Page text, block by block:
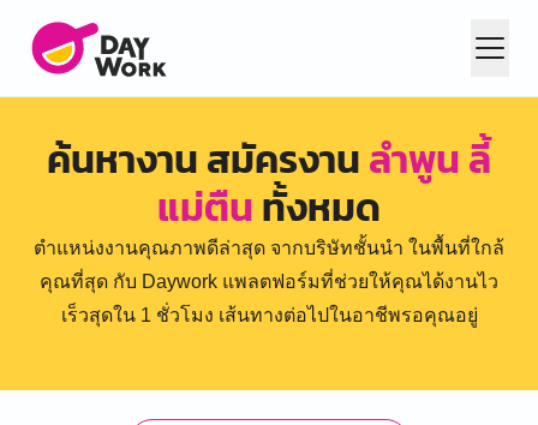
ค้นหางาน สมัครงานลำพูน ลี้
แม่ตืนทั้งหมด
ตำแหน่งงานคุณภาพดีล่าสุด จากบริษัทชั้นนำ ในพื้นที่ใกล้
คุณที่สุด กับ Daywork แพลตฟอร์มที่ช่วยให้คุณได้งานไว
เร็วสุดใน 1 ชั่วโมง เส้นทางต่อไปในอาชีพรอคุณอยู่